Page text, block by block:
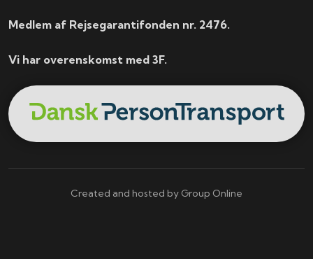
Medlem af Rejsegarantifonden nr. 2476.
Vi har overenskomst med 3F.
Created and hosted by Group Online